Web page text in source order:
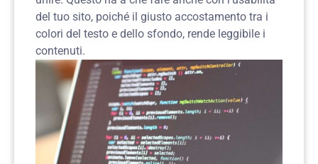
del tuo sito, poiché il giusto accostamento tra i
colori del testo e dello sfondo, rende leggibile i
contenuti.